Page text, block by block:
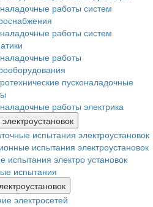
работы систем
работы систем
работы
пусконаладочные
работы электрика
испытания электроустановок
испытания электроустановок
испытания электро установок
испытания
электросетей